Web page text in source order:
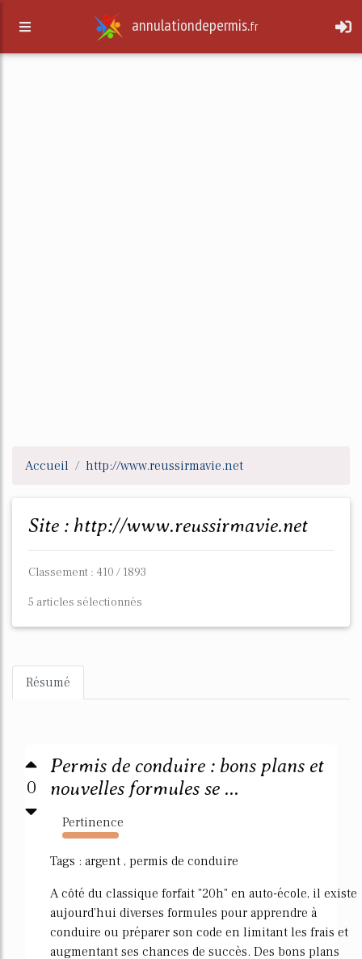
annulationdepermis.fr
Accueil http://www.reussirmavie.net
Site : http://www.reussirmavie.net
Classement : 410 / 1893
5 articles sélectionnés
Résumé
0
Permis de conduire : bons plans et
nouvelles formules se ...
Pertinence
1297%
Tags : argent , permis de conduire
A côté du classique forfait "20h" en auto-école, il existe
aujourd'hui diverses formules pour apprendre à
conduire ou préparer son code en limitant les frais et
augmentant ses chances de succès. Des bons plans